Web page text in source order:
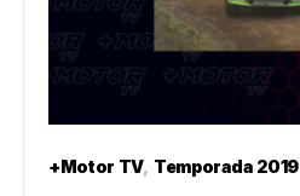
+Motor TV Temporada 2019